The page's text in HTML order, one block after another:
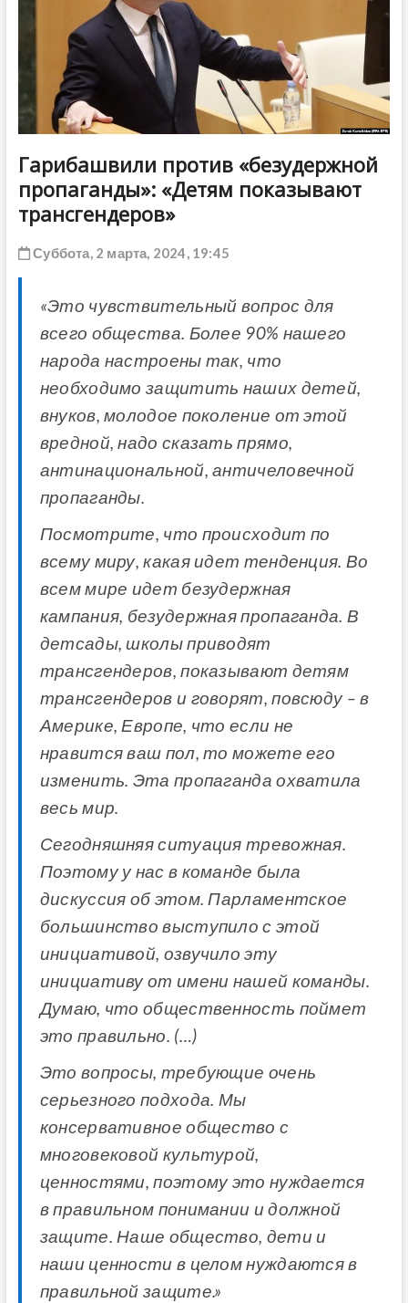
Гарибашвили против «безудержной
пропаганды»: «Детям показывают
трансгендеров»
Суббота, 2 марта, 2024, 19:45
«Это чувствительный вопрос для
всего общества. Более 90% нашего
народа настроены так, что
необходимо защитить наших детей,
внуков, молодое поколение от этой
вредной, надо сказать прямо,
антинациональной, античеловечной
пропаганды.
Посмотрите, что происходит по
всему миру, какая идет тенденция. Во
всем мире идет безудержная
кампания, безудержная пропаганда. В
детсады, школы приводят
трансгендеров, показывают детям
трансгендеров и говорят, повсюду – в
Америке, Европе, что если не
нравится ваш пол, то можете его
изменить. Эта пропаганда охватила
весь мир.
Сегодняшняя ситуация тревожная.
Поэтому у нас в команде была
дискуссия об этом. Парламентское
большинство выступило с этой
инициативой, озвучило эту
инициативу от имени нашей команды.
Думаю, что общественность поймет
это правильно. (…)
Это вопросы, требующие очень
серьезного подхода. Мы
консервативное общество с
многовековой культурой,
ценностями, поэтому это нуждается
в правильном понимании и должной
защите. Наше общество, дети и
наши ценности в целом нуждаются в
правильной защите.»